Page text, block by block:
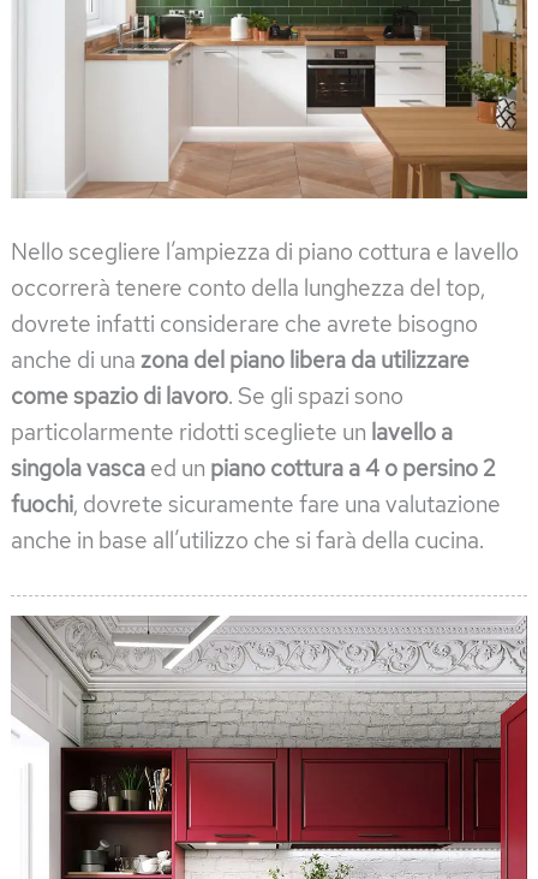
Nello scegliere l’ampiezza di piano cottura e lavello
occorrerà tenere conto della lunghezza del top,
dovrete infatti considerare che avrete bisogno
anche di una zona del piano libera da utilizzare
come spazio di lavoro. Se gli spazi sono
particolarmente ridotti scegliete un lavello a
singola vasca ed un piano cottura a 4 o persino 2
fuochi, dovrete sicuramente fare una valutazione
anche in base all’utilizzo che si farà della cucina.